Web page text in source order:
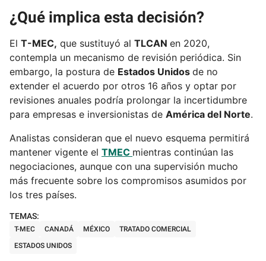
¿Qué implica esta decisión?
El T-MEC, que sustituyó al TLCAN en 2020,
contempla un mecanismo de revisión periódica. Sin
embargo, la postura de Estados Unidos de no
extender el acuerdo por otros 16 años y optar por
revisiones anuales podría prolongar la incertidumbre
para empresas e inversionistas de América del Norte.
Analistas consideran que el nuevo esquema permitirá
mantener vigente el TMEC mientras continúan las
negociaciones, aunque con una supervisión mucho
más frecuente sobre los compromisos asumidos por
los tres países.
T-MEC CANADÁ MÉXICO
TRATADO COMERCIAL
ESTADOS UNIDOS